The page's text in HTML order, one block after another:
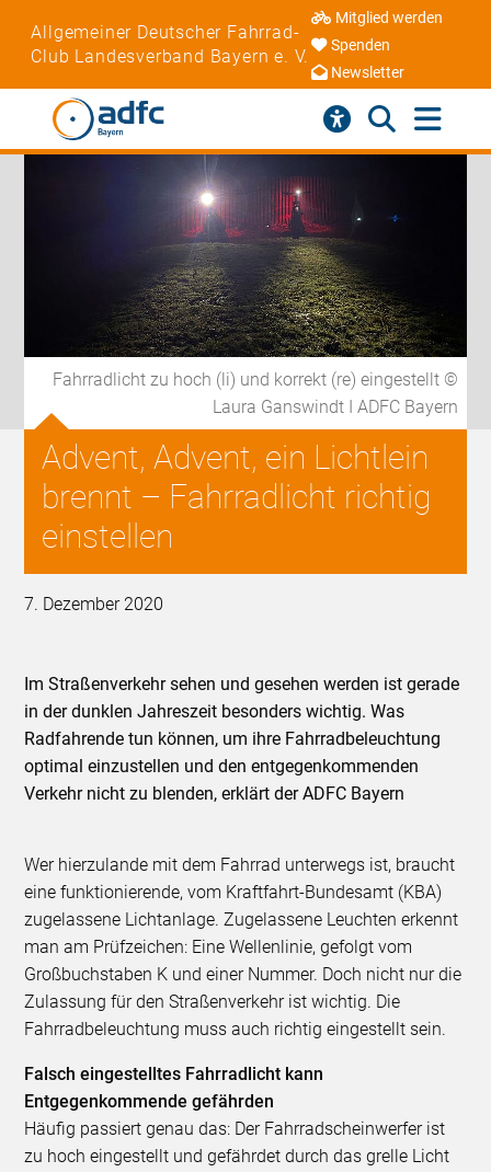
Allgemeiner Deutscher Fahrrad-
Club Landesverband Bayern e. V.
Mitglied werden
Spenden
Newsletter
Fahrradlicht zu hoch (li) und korrekt (re) eingestellt ©
Laura Ganswindt I ADFC Bayern
Advent, Advent, ein Lichtlein
brennt – Fahrradlicht richtig
einstellen
7. Dezember 2020
Im Straßenverkehr sehen und gesehen werden ist gerade
in der dunklen Jahreszeit besonders wichtig. Was
Radfahrende tun können, um ihre Fahrradbeleuchtung
optimal einzustellen und den entgegenkommenden
Verkehr nicht zu blenden, erklärt der ADFC Bayern
Wer hierzulande mit dem Fahrrad unterwegs ist, braucht
eine funktionierende, vom Kraftfahrt-Bundesamt (KBA)
zugelassene Lichtanlage. Zugelassene Leuchten erkennt
man am Prüfzeichen: Eine Wellenlinie, gefolgt vom
Großbuchstaben K und einer Nummer. Doch nicht nur die
Zulassung für den Straßenverkehr ist wichtig. Die
Fahrradbeleuchtung muss auch richtig eingestellt sein.
Falsch eingestelltes Fahrradlicht kann
Entgegenkommende gefährden
Häufig passiert genau das: Der Fahrradscheinwerfer ist
zu hoch eingestellt und gefährdet durch das grelle Licht